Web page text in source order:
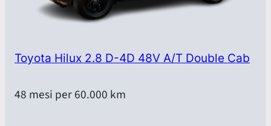
Toyota Hilux 2.8 D-4D 48V A/T Double Cab
48 mesi per 60.000 km